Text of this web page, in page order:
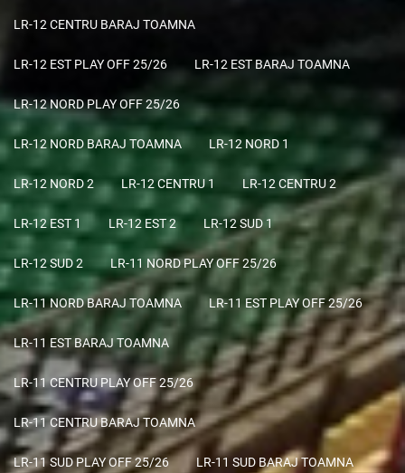
LR-12 CENTRU BARAJ TOAMNA
LR-12 EST PLAY OFF 25/26 LR-12 EST BARAJ TOAMNA
LR-12 NORD PLAY OFF 25/26
LR-12 NORD BARAJ TOAMNA LR-12 NORD 1
LR-12 NORD 2 LR-12 CENTRU 1 LR-12 CENTRU 2
LR-12 EST 1 LR-12 EST 2 LR-12 SUD 1
LR-12 SUD 2 LR-11 NORD PLAY OFF 25/26
LR-11 NORD BARAJ TOAMNA LR-11 EST PLAY OFF 25/26
LR-11 EST BARAJ TOAMNA
LR-11 CENTRU PLAY OFF 25/26
LR-11 CENTRU BARAJ TOAMNA
LR-11 SUD PLAY OFF 25/26 LR-11 SUD BARAJ TOAMNA